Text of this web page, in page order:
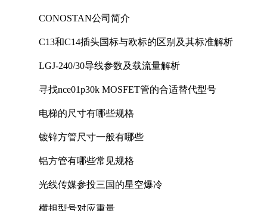
CONOSTAN公司简介
C13和C14插头国标与欧标的区别及其标准解析
LGJ-240/30导线参数及载流量解析
寻找nce01p30k MOSFET管的合适替代型号
电梯的尺寸有哪些规格
镀锌方管尺寸一般有哪些
铝方管有哪些常见规格
光线传媒参投三国的星空爆冷
横担型号对应重量